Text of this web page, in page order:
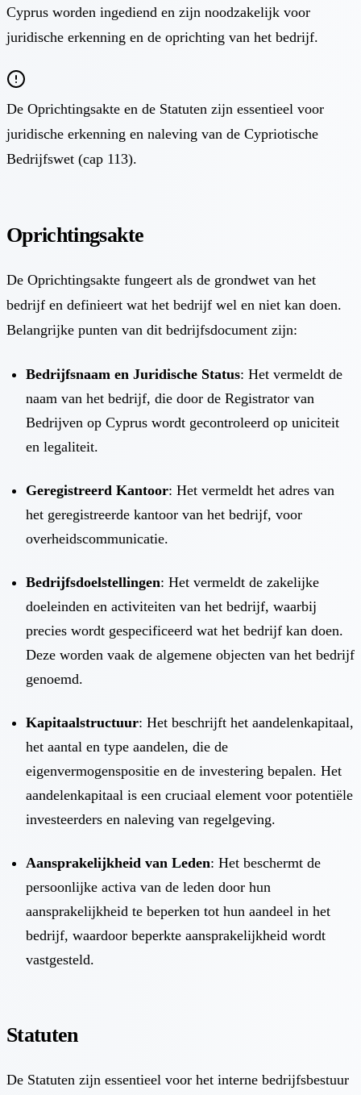
Cyprus worden ingediend en zijn noodzakelijk voor
juridische erkenning en de oprichting van het bedrijf.
De Oprichtingsakte en de Statuten zijn essentieel voor
juridische erkenning en naleving van de Cypriotische
Bedrijfswet (cap 113).
Oprichtingsakte
De Oprichtingsakte fungeert als de grondwet van het
bedrijf en definieert wat het bedrijf wel en niet kan doen.
Belangrijke punten van dit bedrijfsdocument zijn:
Bedrijfsnaam en Juridische Status: Het vermeldt de
naam van het bedrijf, die door de Registrator van
Bedrijven op Cyprus wordt gecontroleerd op uniciteit
en legaliteit.
Geregistreerd Kantoor: Het vermeldt het adres van
het geregistreerde kantoor van het bedrijf, voor
overheidscommunicatie.
Bedrijfsdoelstellingen: Het vermeldt de zakelijke
doeleinden en activiteiten van het bedrijf, waarbij
precies wordt gespecificeerd wat het bedrijf kan doen.
Deze worden vaak de algemene objecten van het bedrijf
genoemd.
Kapitaalstructuur: Het beschrijft het aandelenkapitaal,
het aantal en type aandelen, die de
eigenvermogenspositie en de investering bepalen. Het
aandelenkapitaal is een cruciaal element voor potentiële
investeerders en naleving van regelgeving.
Aansprakelijkheid van Leden: Het beschermt de
persoonlijke activa van de leden door hun
aansprakelijkheid te beperken tot hun aandeel in het
bedrijf, waardoor beperkte aansprakelijkheid wordt
vastgesteld.
Statuten
De Statuten zijn essentieel voor het interne bedrijfsbestuur